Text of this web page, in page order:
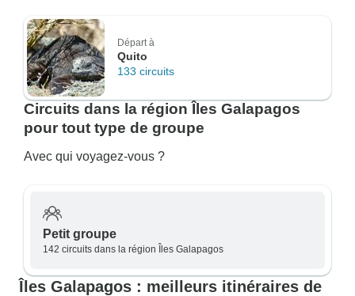
Départ à
Quito
133 circuits
Circuits dans la région Îles Galapagos
pour tout type de groupe
Avec qui voyagez-vous ?
Petit groupe
142 circuits dans la région Îles Galapagos
Îles Galapagos : meilleurs itinéraires de